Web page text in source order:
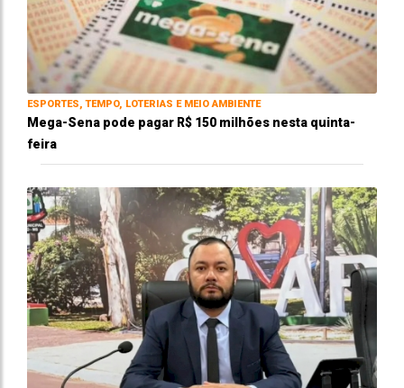
ESPORTES, TEMPO, LOTERIAS E MEIO AMBIENTE
Mega-Sena pode pagar R$ 150 milhões nesta quinta-
feira